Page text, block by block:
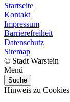
Startseite
Kontakt
Impressum
Barrierefreiheit
Datenschutz
Sitemap
© Stadt Warstein
Menü
Suche
Hinweis zu Cookies